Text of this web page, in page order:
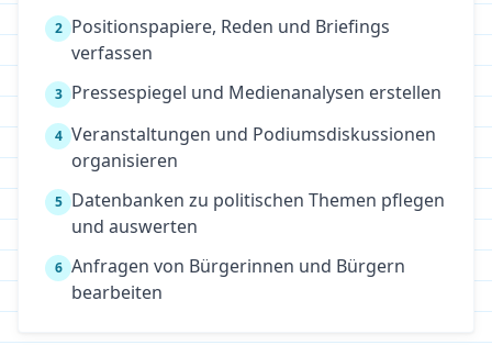
2 Positionspapiere, Reden und Briefings
verfassen
3 Pressespiegel und Medienanalysen erstellen
4 Veranstaltungen und Podiumsdiskussionen
organisieren
5 Datenbanken zu politischen Themen pflegen
und auswerten
6 Anfragen von Bürgerinnen und Bürgern
bearbeiten